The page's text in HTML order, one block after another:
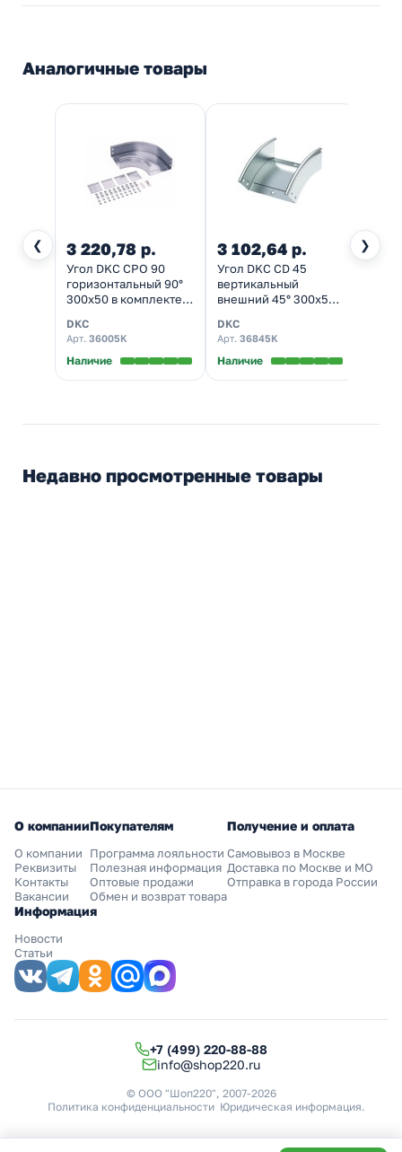
Аналогичные товары
❮ ❯
3 220,78 р.
Угол DKC CPO 90
горизонтальный 90°
300х50 в комплекте с
элементами и
пластинами
DKC
Арт. 36005K
Наличие
3 102,64 р.
Угол DKC CD 45
вертикальный
внешний 45° 300х50 в
крепежными
элементами и
пластинами
DKC
Арт. 36845K
Наличие
2
Недавно просмотренные товары
О компании
О компании
Реквизиты
Контакты
Вакансии
Покупателям
Программа лояльности
Полезная информация
Оптовые продажи
Обмен и возврат товара
Получение и оплата
Самовывоз в Москве
Доставка по Москве и МО
Отправка в города России
Информация
Новости
Статьи
+7 (499) 220-88-88
info@shop220.ru
© ООО "Шоп220", 2007-2026
Политика конфиденциальности Юридическая информация.